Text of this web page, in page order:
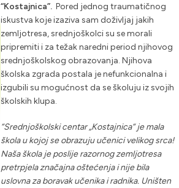
“Kostajnica”. Pored jednog traumatičnog
iskustva koje izaziva sam doživljaj jakih
zemljotresa, srednjoškolci su se morali
pripremiti i za težak naredni period njihovog
srednjoškolskog obrazovanja. Njihova
školska zgrada postala je nefunkcionalna i
izgubili su mogućnost da se školuju iz svojih
školskih klupa.
“Srednjoškolski centar „Kostajnica“ je mala
škola u kojoj se obrazuju učenici velikog srca!
Naša škola je poslije razornog zemljotresa
pretrpjela značajna oštećenja i nije bila
uslovna za boravak učenika i radnika. Uništen